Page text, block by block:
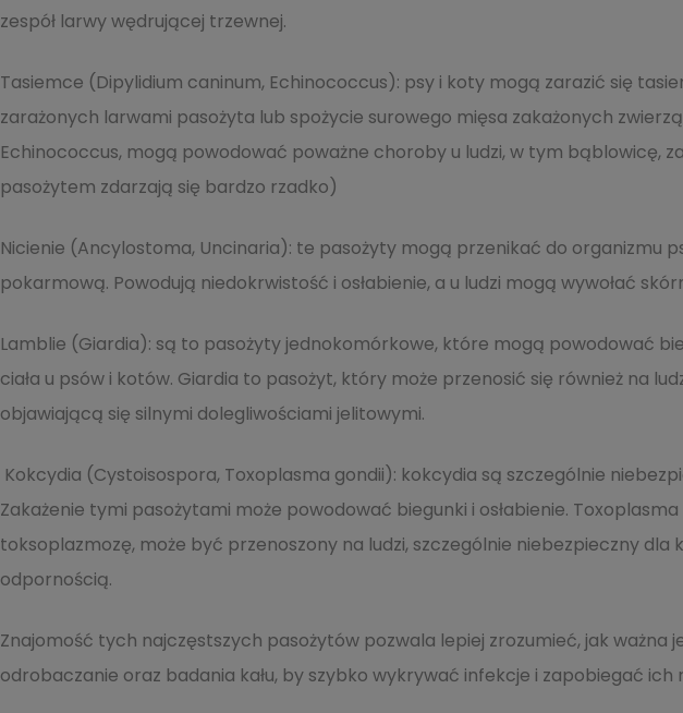
zespół larwy wędrującej trzewnej.
Tasiemce (Dipylidium caninum, Echinococcus): psy i koty mogą zarazić się
zarażonych larwami pasożyta lub spożycie surowego mięsa zakażonych
Echinococcus, mogą powodować poważne choroby u ludzi, w tym bąblowicę,
pasożytem zdarzają się bardzo rzadko)
Nicienie (Ancylostoma, Uncinaria): te pasożyty mogą przenikać do organizmu
pokarmową. Powodują niedokrwistość i osłabienie, a u ludzi mogą wywołać
Lamblie (Giardia): są to pasożyty jednokomórkowe, które mogą powodować
ciała u psów i kotów. Giardia to pasożyt, który może przenosić się również na
objawiającą się silnymi dolegliwościami jelitowymi.
Kokcydia (Cystoisospora, Toxoplasma gondii): kokcydia są szczególnie
Zakażenie tymi pasożytami może powodować biegunki i osłabienie.
toksoplazmozę, może być przenoszony na ludzi, szczególnie niebezpieczny dla
odpornością.
Znajomość tych najczęstszych pasożytów pozwala lepiej zrozumieć, jak ważna
odrobaczanie oraz badania kału, by szybko wykrywać infekcje i zapobiegać ich